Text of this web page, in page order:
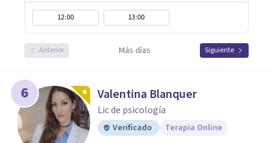
12:00 13:00
Anterior Más días Siguiente
6 Valentina Blanquer
Lic de psicología
Verificado Terapia Online